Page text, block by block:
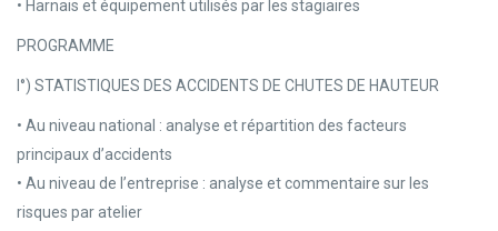
• Harnais et équipement utilisés par les stagiaires
PROGRAMME
I°) STATISTIQUES DES ACCIDENTS DE CHUTES DE HAUTEUR
• Au niveau national : analyse et répartition des facteurs
principaux d’accidents
• Au niveau de l’entreprise : analyse et commentaire sur les
risques par atelier